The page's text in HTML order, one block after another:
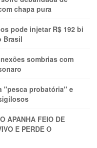
chapa pura
pode injetar R$ 192 bi
Brasil
sombrias com
"pesca probatória" e
APANHA FEIO DE
E PERDE O